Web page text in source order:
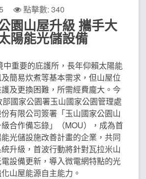
點擊數: 340
園山屋升級 攜手大
陽能光儲設備
中重要的庇護所，長年仰賴太陽能
簡易炊煮等基本需求，但山屋位
及更換困難，所需經費龐大。今
部國家公園署玉山國家公園管理處
有限公司簽署「玉山國家公園山
合作備忘錄」（MOU），成為首
光儲設施改善計畫的企業，共同
升級，首波行動將針對瓦拉米山
設備更新，導入微電網特點的光
山屋能源自主能力。